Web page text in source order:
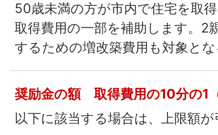
50歳未満の方が市内で住宅を取
取得費用の一部を補助します。2
するための増改築費用も対象と
奨励金の額 取得費用の10分の1
以下に該当する場合は、上限額